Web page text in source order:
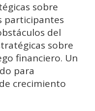
sobre
participantes
del
sobre
financiero. Un
para
crecimiento